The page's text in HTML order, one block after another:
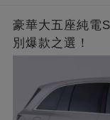
豪華大五座純電
別爆款之選！